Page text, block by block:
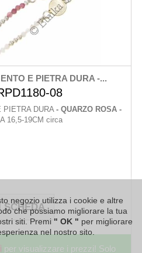
negozio utilizza i cookie e altre
che possiamo migliorare la tua
siti. Premi " OK " per migliorare
nel nostro sito.
E PIETRA DURA -...
08
PIETRA DURA - QUARZO ROSA -
16,5-19CM circa
SCHEDA
per visualizzare i prezzi! Solo